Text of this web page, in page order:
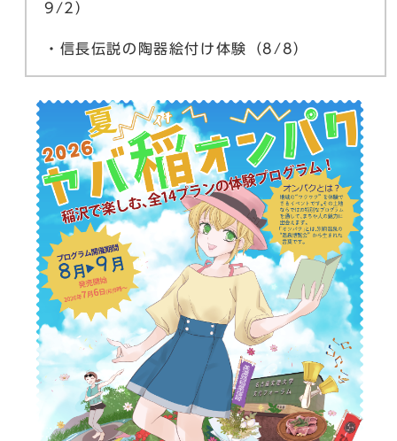
9/2）
・信長伝説の陶器絵付け体験（8/8）